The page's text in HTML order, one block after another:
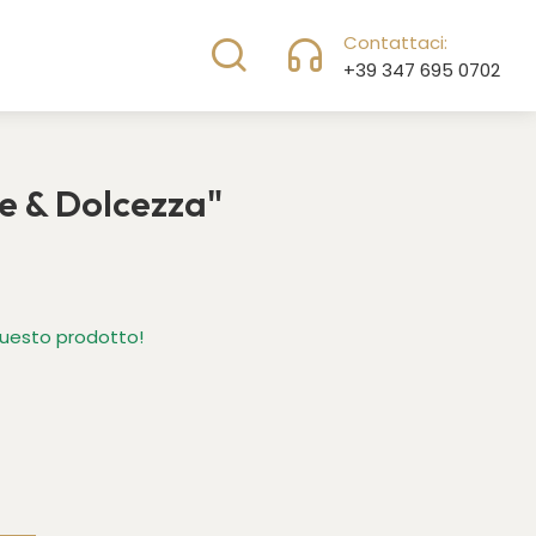
Accedi
Carrello
Contattaci:
+39 347 695 0702
& Dolcezza"
prodotto!